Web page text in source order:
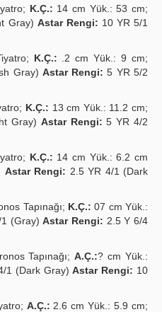
K.Ç.: 14 cm Yük.: 53 cm;
Gray) Astar Rengi: 10 YR 5/1
K.Ç.: .2 cm Yük.: 9 cm;
Gray) Astar Rengi: 5 YR 5/2
K.Ç.: 13 cm Yük.: 11.2 cm;
Gray) Astar Rengi: 5 YR 4/2
K.Ç.: 14 cm Yük.: 6.2 cm
Astar Rengi: 2.5 YR 4/1 (Dark
Tapınağı; K.Ç.: 07 cm Yük.:
1 (Gray)Astar Rengi: 2.5 Y 6/4
Tapınağı;A.Ç.:? cm Yük.:
1 (Dark Gray)Astar Rengi: 10
A.Ç.: 2.6 cm Yük.: 5.9 cm;